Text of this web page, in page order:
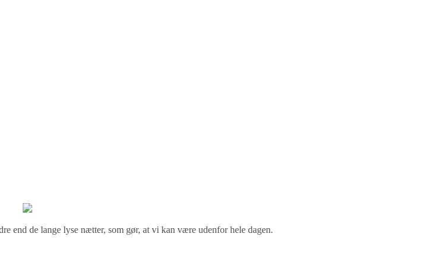
end de lange lyse nætter, som gør, at vi kan være udenfor hele dagen.